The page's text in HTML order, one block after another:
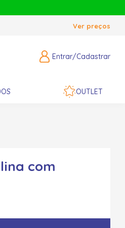
Ver preços
Entrar/Cadastrar
OUTLET
com